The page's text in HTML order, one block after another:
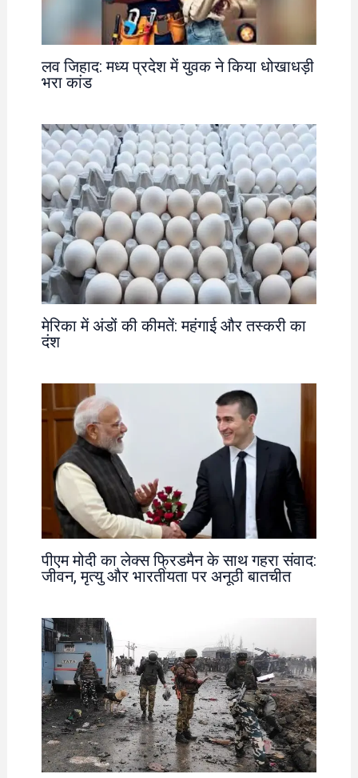
लव जिहाद: मध्य प्रदेश में युवक ने किया धोखाधड़ी
भरा कांड
मेरिका में अंडों की कीमतें: महंगाई और तस्करी का
दंश
पीएम मोदी का लेक्स फ्रिडमैन के साथ गहरा संवाद:
जीवन, मृत्यु और भारतीयता पर अनूठी बातचीत